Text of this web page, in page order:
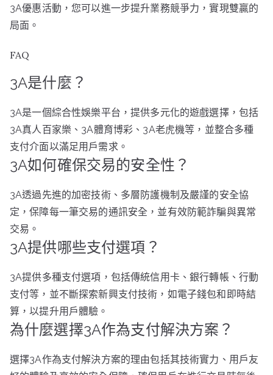
3A優惠活動，您可以進一步提升業務競爭力，實現雙贏的
局面。
FAQ
3A是什麼？
3A是一個綜合性娛樂平台，提供多元化的遊戲選擇，包括
3A真人百家樂、3A體育博彩、3A老虎機等，並整合多種
支付介面以滿足用戶需求。
3A如何確保交易的安全性？
3A透過先進的加密技術、多層防護機制及嚴謹的安全協
定，保障每一筆交易的通訊安全，並有效防範詐騙與異常
交易。
3A提供哪些支付選項？
3A提供多種支付選項，包括傳統信用卡、銀行轉帳、行動
支付等，並不斷探索新興支付技術，如電子錢包和即時結
算，以提升用戶體驗。
為什麼選擇3A作為支付解決方案？
選擇3A作為支付解決方案的理由包括其技術實力、用戶友